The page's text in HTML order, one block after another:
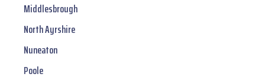
Middlesbrough
North Ayrshire
Nuneaton
Poole